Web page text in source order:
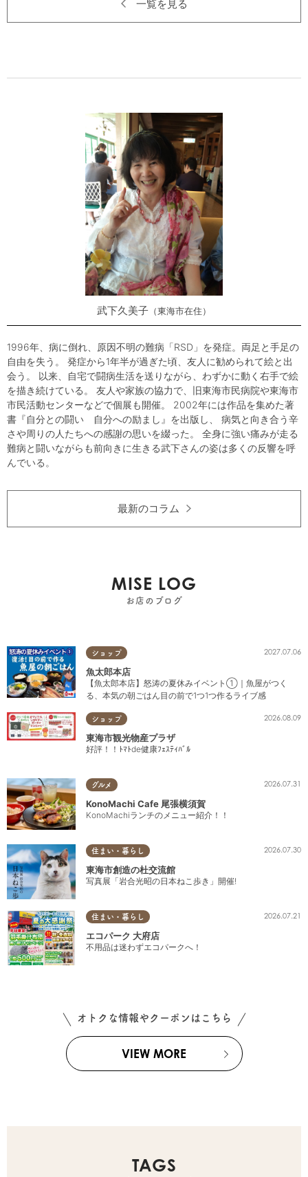
一覧を見る
武下久美子 東海市在住
1996年、病に倒れ、原因不明の難病「RSD」を発症。両足と手足の
自由を失う。 発症から1年半が過ぎた頃、友人に勧められて絵と出
会う。 以来、自宅で闘病生活を送りながら、わずかに動く右手で絵
を描き続けている。 友人や家族の協力で、旧東海市民病院や東海市
市民活動センターなどで個展も開催。 2002年には作品を集めた著
書『自分との闘い 自分への励まし』を出版し、 病気と向き合う辛
さや周りの人たちへの感謝の思いを綴った。 全身に強い痛みが走る
難病と闘いながらも前向きに生きる武下さんの姿は多くの反響を呼
んでいる。
最新のコラム
MISE LOG
お店のブログ
ショップ 2027.07.06
魚太郎本店
【魚太郎本店】怒涛の夏休みイベント①｜魚屋がつく
る、本気の朝ごはん目の前で1つ1つ作るライブ感
ショップ 2026.08.09
東海市観光物産プラザ
好評！！ﾄﾏﾄde健康ﾌｪｽﾃｨﾊﾞﾙ
グルメ 2026.07.31
KonoMachi Cafe 尾張横須賀
KonoMachiランチのメニュー紹介！！
住まい・暮らし 2026.07.30
東海市創造の杜交流館
写真展「岩合光昭の日本ねこ歩き」開催!
住まい・暮らし 2026.07.21
エコパーク 大府店
不用品は迷わずエコパークへ！
オトクな情報やクーポンはこちら
VIEW MORE
TAGS